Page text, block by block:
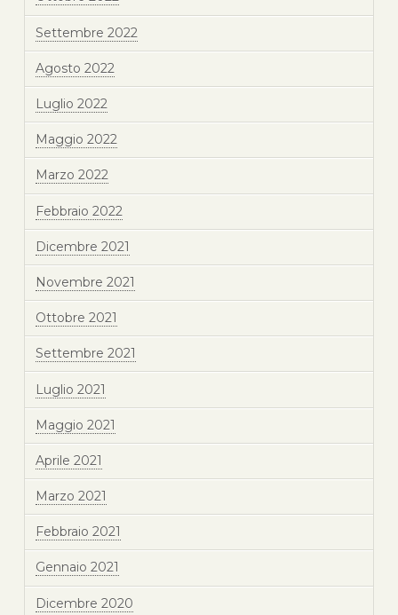
Settembre 2022
Agosto 2022
Luglio 2022
Maggio 2022
Marzo 2022
Febbraio 2022
Dicembre 2021
Novembre 2021
Ottobre 2021
Settembre 2021
Luglio 2021
Maggio 2021
Aprile 2021
Marzo 2021
Febbraio 2021
Gennaio 2021
Dicembre 2020